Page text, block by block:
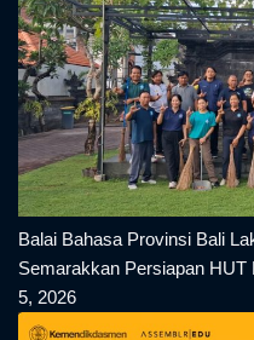
Balai Bahasa Provinsi Bali
Semarakkan Persiapan HUT
5, 2026